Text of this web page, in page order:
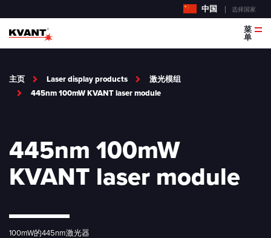
中国 选择国家
菜
单
主页 Laser display products
激光模组
445nm 100mW KVANT laser module
445nm 100mW
KVANT laser module
100mW的445nm激光器